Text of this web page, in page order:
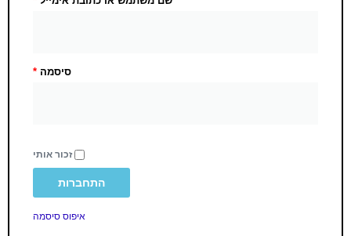
סיסמה *
זכור אותי
התחברות
איפוס סיסמה